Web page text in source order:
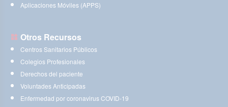
Aplicaciones Móviles (APPS)
Otros Recursos
Centros Sanitarios Públicos
Colegios Profesionales
Derechos del paciente
Voluntades Anticipadas
Enfermedad por coronavirus COVID-19